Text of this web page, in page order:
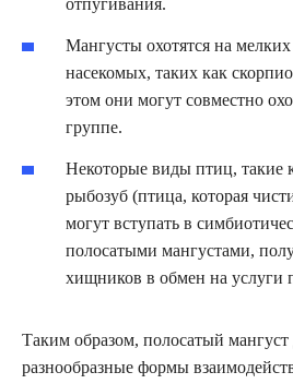
отпугивания.
Мангусты охотятся на
насекомых, таких как
этом они могут совместно
группе.
Некоторые виды птиц, такие
рыбозуб (птица, которая
могут вступать в
полосатыми мангустами,
хищников в обмен на услуги
Таким образом, полосатый мангуст
разнообразные формы